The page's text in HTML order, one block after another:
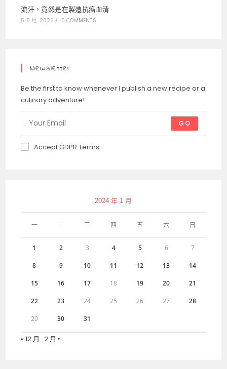
流汗，竟然是在製造抗癌血清
5 8 月, 2026 / 0 COMMENTS
Newsletter
Be the first to know whenever I publish a new recipe or a
culinary adventure!
GO
Accept GDPR Terms
2024 年 1 月
一 二 三 四 五 六 日
1 2 3 4 5 6 7
8 9 10 11 12 13 14
15 16 17 18 19 20 21
22 23 24 25 26 27 28
29 30 31
« 12 月 2 月 »